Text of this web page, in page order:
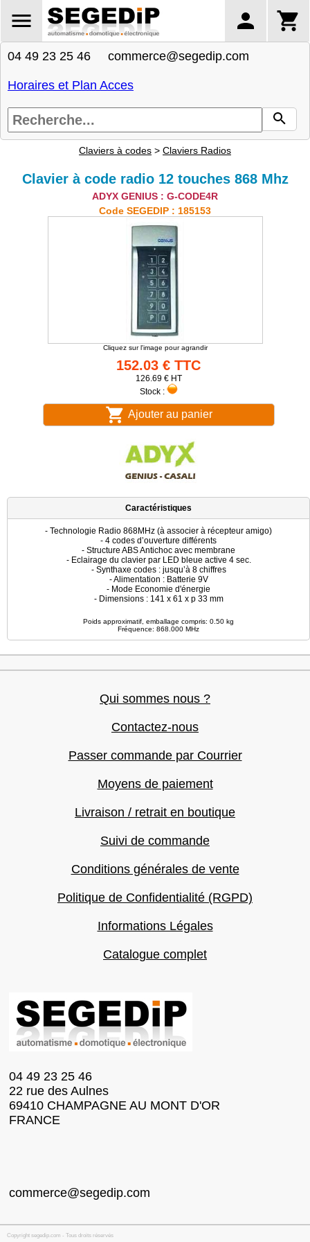
04 49 23 25 46 commerce@segedip.com
Horaires et Plan Acces
Claviers à codes > Claviers Radios
Clavier à code radio 12 touches 868 Mhz
ADYX GENIUS : G-CODE4R
Code SEGEDIP : 185153
Cliquez sur l'image pour agrandir
152.03 € TTC
126.69 € HT
Stock :
Ajouter au panier
Caractéristiques
- Technologie Radio 868MHz (à associer à récepteur amigo)
- 4 codes d’ouverture différents
- Structure ABS Antichoc avec membrane
- Eclairage du clavier par LED bleue active 4 sec.
- Synthaxe codes : jusqu’à 8 chiffres
- Alimentation : Batterie 9V
- Mode Economie d'énergie
- Dimensions : 141 x 61 x p 33 mm
Poids approximatif, emballage compris: 0.50 kg
Fréquence: 868.000 MHz
Qui sommes nous ?
Contactez-nous
Passer commande par Courrier
Moyens de paiement
Livraison / retrait en boutique
Suivi de commande
Conditions générales de vente
Politique de Confidentialité (RGPD)
Informations Légales
Catalogue complet
04 49 23 25 46
22 rue des Aulnes
69410 CHAMPAGNE AU MONT D'OR
FRANCE
commerce@segedip.com
Copyright segedip.com - Tous droits réservés